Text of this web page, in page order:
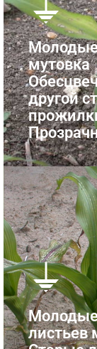
Молодые
мутовка
другой
Молодые